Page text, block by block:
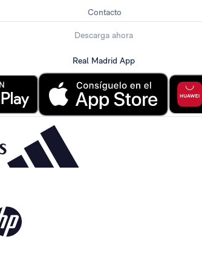
Contacto
Descarga ahora
Real Madrid App